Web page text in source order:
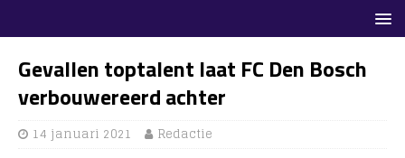
Gevallen toptalent laat FC Den Bosch
verbouwereerd achter
14 januari 2021 Redactie